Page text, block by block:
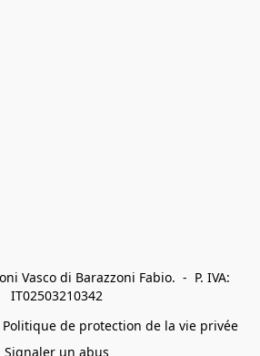
Vasco di Barazzoni Fabio.  -  P. IVA:
IT02503210342
Politique de protection de la vie privée
Signaler un abus